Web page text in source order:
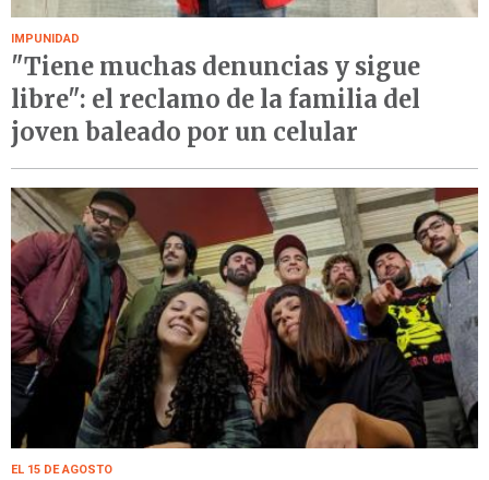
IMPUNIDAD
"Tiene muchas denuncias y sigue
libre": el reclamo de la familia del
joven baleado por un celular
EL 15 DE AGOSTO